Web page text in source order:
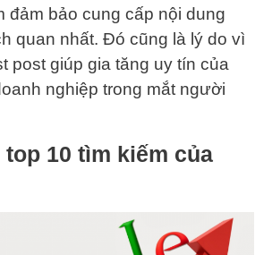
đảm bảo cung cấp nội dung
quan nhất. Đó cũng là lý do vì
post giúp gia tăng uy tín của
nghiệp trong mắt người
top 10 tìm kiếm của